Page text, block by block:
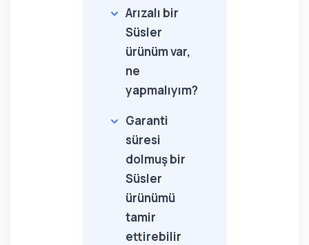
Arızalı bir
Süsler
ürünüm var,
ne
yapmalıyım?
Garanti
süresi
dolmuş bir
Süsler
ürünümü
tamir
ettirebilir